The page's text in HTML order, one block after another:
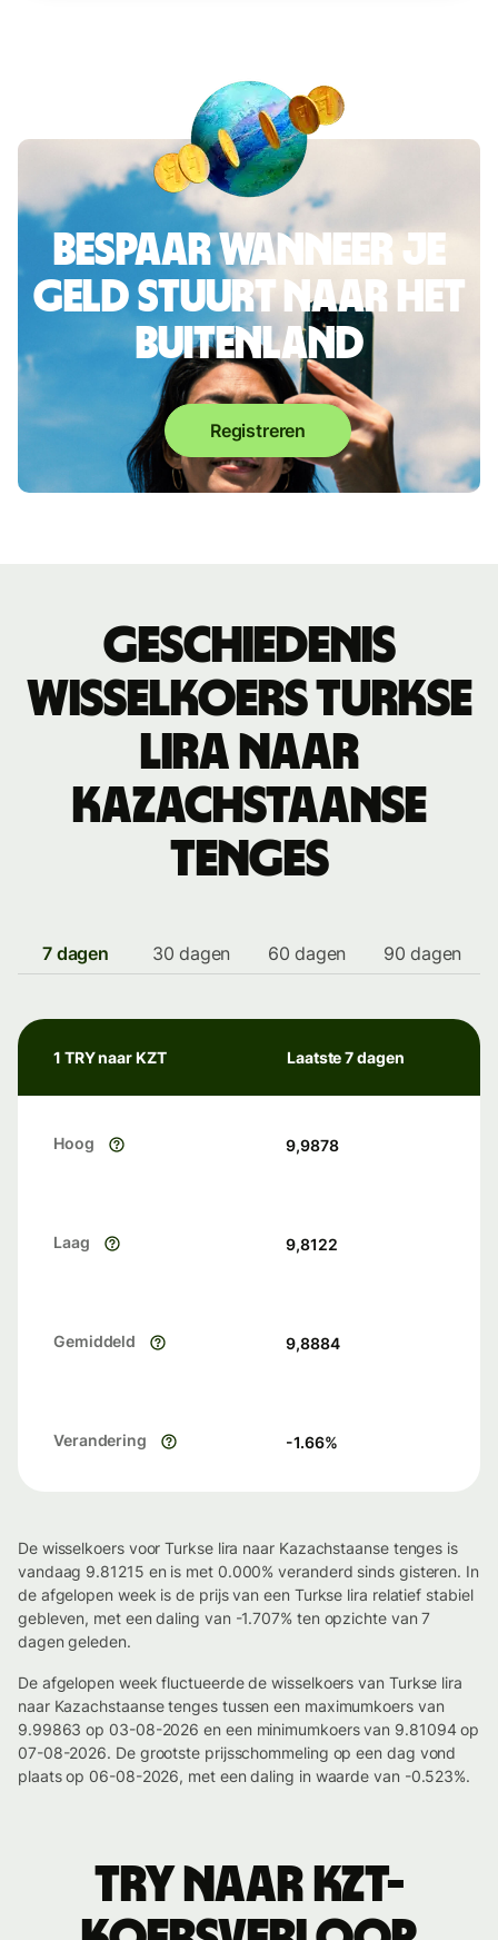
Bespaar wanneer je
geld stuurt naar het
buitenland
Registreren
Geschiedenis
wisselkoers Turkse
lira naar
Kazachstaanse
tenges
7 dagen 30 dagen 60 dagen 90 dagen
1 TRY naar KZT Laatste 7 dagen
Hoog 9,9878
Laag 9,8122
Gemiddeld 9,8884
Verandering -1.66%
De wisselkoers voor Turkse lira naar Kazachstaanse tenges is
vandaag 9.81215 en is met 0.000% veranderd sinds gisteren. In
de afgelopen week is de prijs van een Turkse lira relatief stabiel
gebleven, met een daling van -1.707% ten opzichte van 7
dagen geleden.
De afgelopen week fluctueerde de wisselkoers van Turkse lira
naar Kazachstaanse tenges tussen een maximumkoers van
9.99863 op 03-08-2026 en een minimumkoers van 9.81094 op
07-08-2026. De grootste prijsschommeling op een dag vond
plaats op 06-08-2026, met een daling in waarde van -0.523%.
TRY naar KZT-